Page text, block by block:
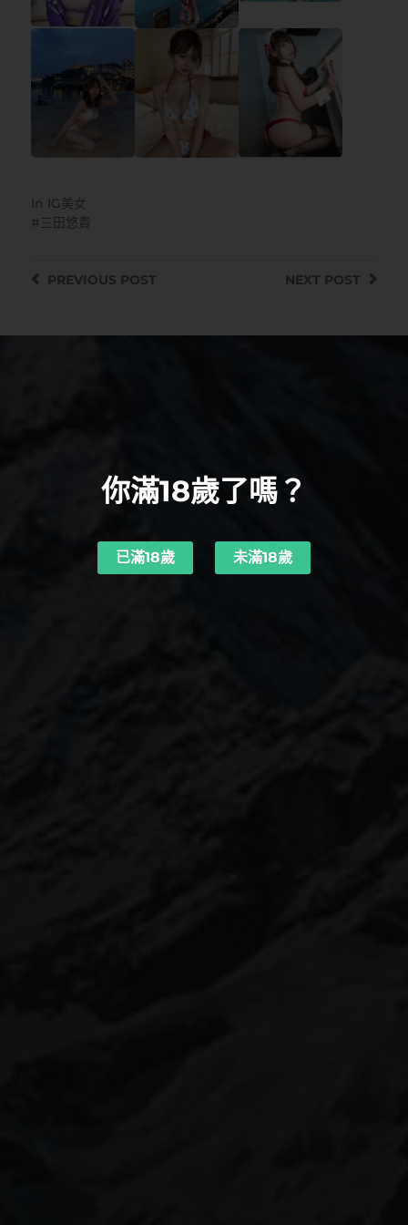
In IG美女
三田悠貴
NEXT POST
PREVIOUS POST
你滿18歲了嗎？
已滿18歲 未滿18歲